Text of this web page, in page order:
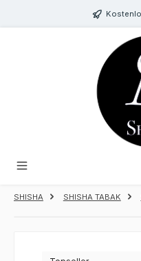
Zum Hauptinhalt springen
SHISHA SHISHA TABAK